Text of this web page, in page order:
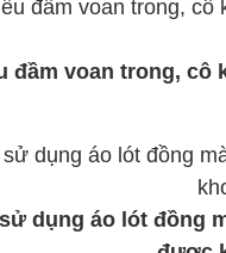
đầm voan trong, cô
dụng áo lót đồng